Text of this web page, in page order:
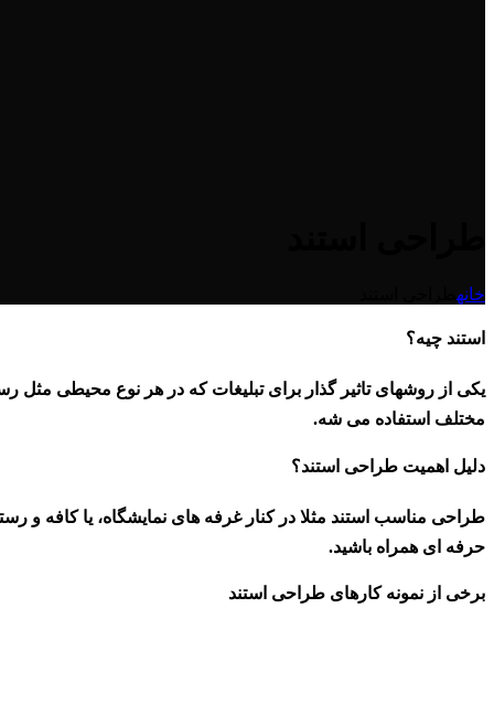
خانه
استند چیه؟
یکی از روشهای تاثیر گذار برای تبلیغات که در هر نوع محیطی مثل
مختلف استفاده می شه.
دلیل اهمیت طراحی استند؟
طراحی مناسب استند مثلا در کنار غرفه های نمایشگاه، یا کافه و
حرفه ای همراه باشید.
برخی از نمونه کارهای طراحی استند